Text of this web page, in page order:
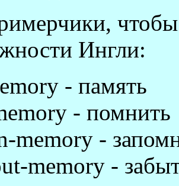
Ингли:
- память
- помнить
memory -
memory -